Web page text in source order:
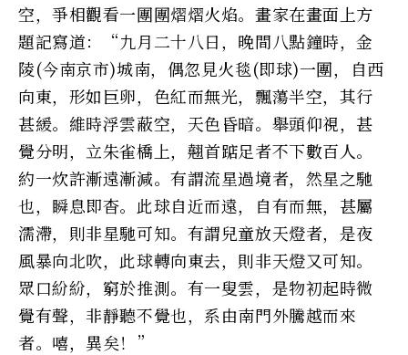
空，爭相觀看一團團熠熠火焰。畫家在畫面上方
題記寫道：“九月二十八日，晚間八點鐘時，金
陵(今南京市)城南，偶忽見火毯(即球)一團，自西
向東，形如巨卵，色紅而無光，飄蕩半空，其行
甚緩。維時浮雲蔽空，天色昏暗。舉頭仰視，甚
覺分明，立朱雀橋上，翹首踮足者不下數百人。
約一炊許漸遠漸減。有謂流星過境者，然星之馳
也，瞬息即杳。此球自近而遠，自有而無，甚屬
濡滯，則非星馳可知。有謂兒童放天燈者，是夜
風暴向北吹，此球轉向東去，則非天燈又可知。
眾口紛紛，窮於推測。有一叟雲，是物初起時微
覺有聲，非靜聽不覺也，系由南門外騰越而來
者。嘻，異矣！”